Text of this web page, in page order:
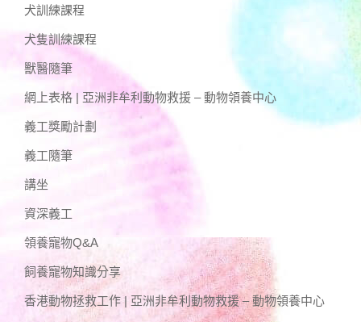
犬訓練課程
犬隻訓練課程
獸醫隨筆
網上表格 | 亞洲非牟利動物救援 – 動物領養中心
義工獎勵計劃
義工隨筆
講坐
資深義工
領養寵物Q&A
飼養寵物知識分享
香港動物拯救工作 | 亞洲非牟利動物救援 – 動物領養中心